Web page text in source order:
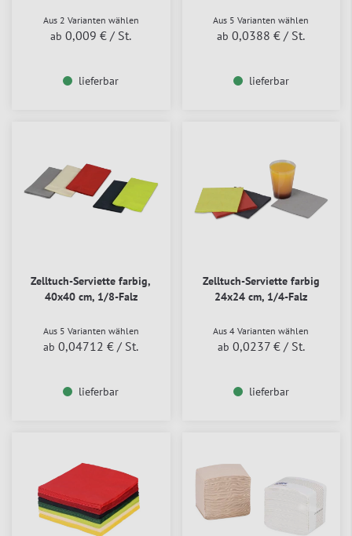
Aus 2 Varianten wählen
ab 0,009 € / St.
lieferbar
Aus 5 Varianten wählen
ab 0,0388 € / St.
lieferbar
Zelltuch-Serviette farbig,
40x40 cm, 1/8-Falz
Aus 5 Varianten wählen
ab 0,04712 € / St.
lieferbar
Zelltuch-Serviette farbig
24x24 cm, 1/4-Falz
Aus 4 Varianten wählen
ab 0,0237 € / St.
lieferbar